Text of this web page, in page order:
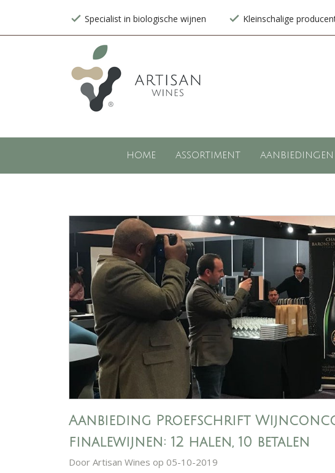
Specialist in biologische wijnen Kleinschalige
HOME ASSORTIMENT AANBIEDINGEN
Aanbieding Proefschrift
finalewijnen: 12 halen, 10 betalen
Door Artisan Wines op 05-10-2019